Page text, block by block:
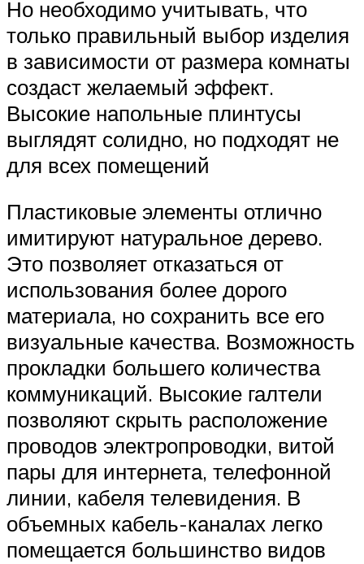
Но необходимо учитывать, что
только правильный выбор изделия
в зависимости от размера комнаты
создаст желаемый эффект.
Высокие напольные плинтусы
выглядят солидно, но подходят не
для всех помещений
Пластиковые элементы отлично
имитируют натуральное дерево.
Это позволяет отказаться от
использования более дорого
материала, но сохранить все его
визуальные качества. Возможность
прокладки большего количества
коммуникаций. Высокие галтели
позволяют скрыть расположение
проводов электропроводки, витой
пары для интернета, телефонной
линии, кабеля телевидения. В
объемных кабель-каналах легко
помещается большинство видов